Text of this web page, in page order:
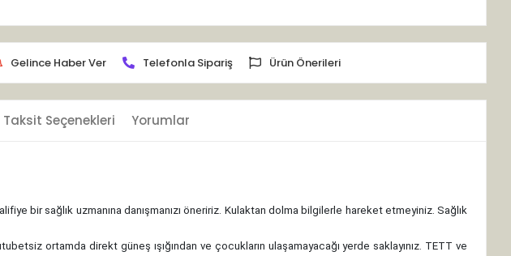
Gelince Haber Ver Telefonla Sipariş Ürün Önerileri
Taksit Seçenekleri Yorumlar
bir sağlık uzmanına danışmanızı öneririz. Kulaktan dolma bilgilerle hareket etmeyiniz. Sağlık
ortamda direkt güneş ışığından ve çocukların ulaşamayacağı yerde saklayınız. TETT ve